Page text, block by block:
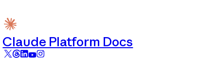
Claude Platform Docs